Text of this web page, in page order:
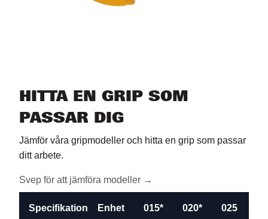
HITTA EN GRIP SOM
PASSAR DIG
Jämför våra gripmodeller och hitta en grip som passar
ditt arbete.
Svep för att jämföra modeller →
Specifikation Enhet 015* 020* 025